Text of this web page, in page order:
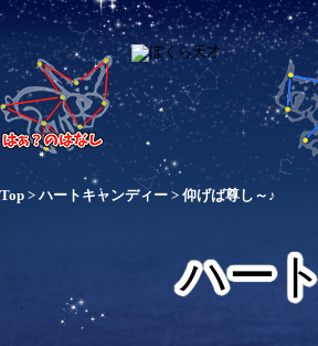
Top > ハートキャンディー > 仰げば尊し～♪
ハー